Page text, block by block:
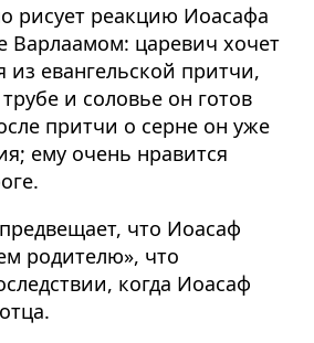
рисует реакцию Иоасафа
Варлаамом: царевич хочет
из евангельской притчи,
и соловье он готов
притчи о серне он уже
ему очень нравится
что Иоасаф
родителю», что
когда Иоасаф